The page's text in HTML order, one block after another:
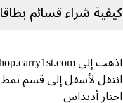
كيفية شراء قسائم
اذهب إلى shop.carry1st.com
انتقل لأسفل إلى قسم نمط
اختار أديداس